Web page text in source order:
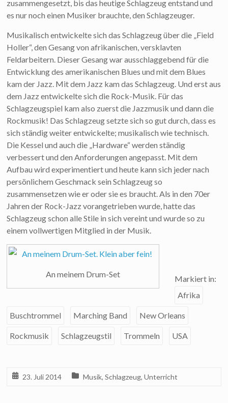
zusammengesetzt, bis das heutige Schlagzeug entstand und
es nur noch einen Musiker brauchte, den Schlagzeuger.
Musikalisch entwickelte sich das Schlagzeug über die „Field
Holler“, den Gesang von afrikanischen, versklavten
Feldarbeitern. Dieser Gesang war ausschlaggebend für die
Entwicklung des amerikanischen Blues und mit dem Blues
kam der Jazz. Mit dem Jazz kam das Schlagzeug. Und erst aus
dem Jazz entwickelte sich die Rock-Musik. Für das
Schlagzeugspiel kam also zuerst die Jazzmusik und dann die
Rockmusik! Das Schlagzeug setzte sich so gut durch, dass es
sich ständig weiter entwickelte; musikalisch wie technisch.
Die Kessel und auch die „Hardware“ werden ständig
verbessert und den Anforderungen angepasst. Mit dem
Aufbau wird experimentiert und heute kann sich jeder nach
persönlichem Geschmack sein Schlagzeug so
zusammensetzen wie er oder sie es braucht. Als in den 70er
Jahren der Rock-Jazz vorangetrieben wurde, hatte das
Schlagzeug schon alle Stile in sich vereint und wurde so zu
einem vollwertigen Mitglied in der Musik.
An meinem Drum-Set
Markiert in:
Afrika
Buschtrommel Marching Band New Orleans
Rockmusik Schlagzeugstil Trommeln USA
23. Juli 2014 Musik,Schlagzeug,Unterricht